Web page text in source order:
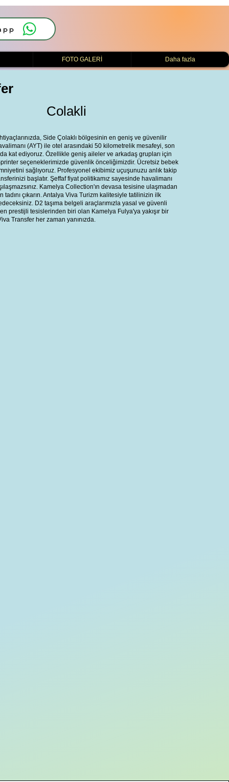
FOTO GALERİ Daha fazla
Colakli
Side Çolaklı bölgesinin en geniş ve güvenilir
(AYT) ile otel arasındaki 50 kilometrelik mesafeyi, son
kat ediyoruz. Özellikle geniş aileler ve arkadaş grupları için
seçeneklerimizde güvenlik önceliğimizdir. Ücretsiz bebek
sağlıyoruz. Profesyonel ekibimiz uçuşunuzu anlık takip
başlatır. Şeffaf fiyat politikamız sayesinde havalimanı
Kamelya Collection'ın devasa tesisine ulaşmadan
tadını çıkarın. Antalya Viva Turizm kalitesiyle tatilinizin ilk
D2 taşıma belgeli araçlarımızla yasal ve güvenli
prestijli tesislerinden biri olan Kamelya Fulya'ya yakışır bir
Transfer her zaman yanınızda.